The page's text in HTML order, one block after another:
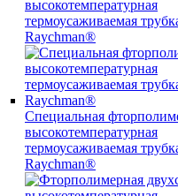
высокотемпературная
термоусаживаемая
Raychman®
Специальная
высокотемпературная
термоусаживаемая
Raychman®